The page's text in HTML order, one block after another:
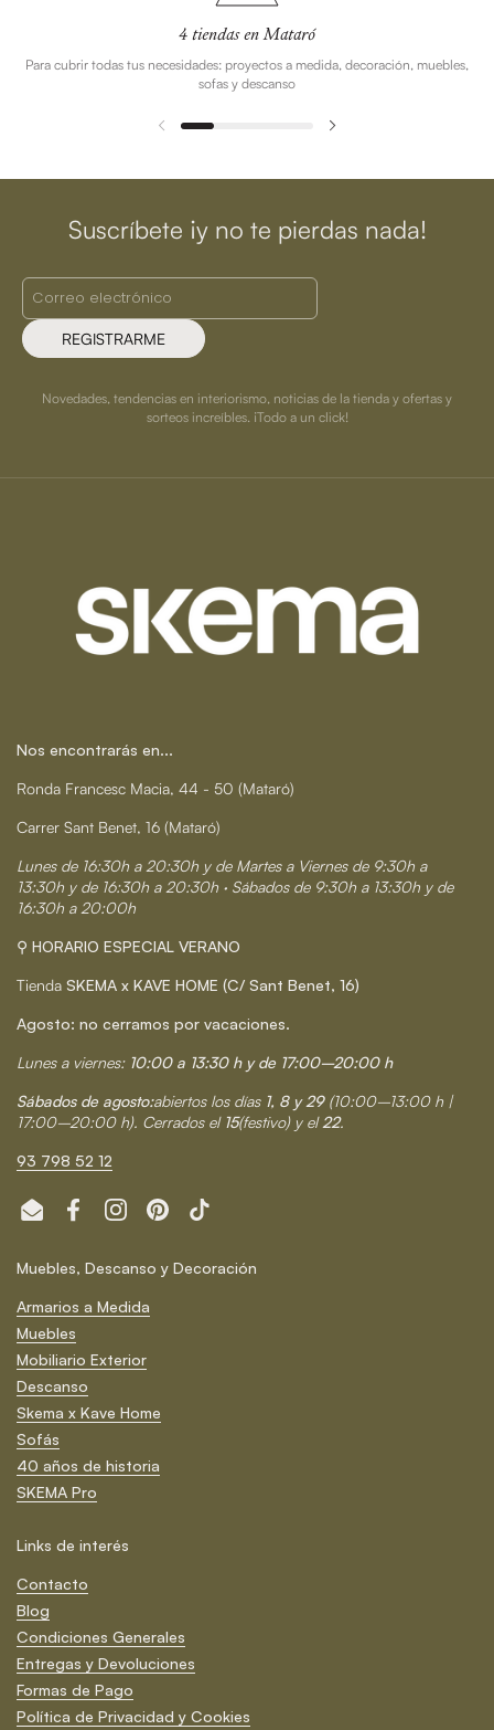
4 tiendas en Mataró
Para cubrir todas tus necesidades: proyectos a medida, decoración, muebles,
sofas y descanso
Suscríbete ¡y no te pierdas nada!
REGISTRARME
Novedades, tendencias en interiorismo, noticias de la tienda y ofertas y
sorteos increíbles. ¡Todo a un click!
Nos encontrarás en...
Ronda Francesc Macia, 44 - 50 (Mataró)
Carrer Sant Benet, 16 (Mataró)
Lunes de 16:30h a 20:30h y de Martes a Viernes de 9:30h a
13:30h y de 16:30h a 20:30h · Sábados de 9:30h a 13:30h y de
16:30h a 20:00h
⚲ HORARIO ESPECIAL VERANO
Tienda SKEMA x KAVE HOME (C/ Sant Benet, 16)
Agosto: no cerramos por vacaciones.
Lunes a viernes: 10:00 a 13:30 h y de 17:00–20:00 h
Sábados de agosto:abiertos los días 1, 8 y 29 (10:00–13:00 h |
17:00–20:00 h). Cerrados el 15(festivo) y el22.
93 798 52 12
Email FacebookInstagramPinterestTikTok
Muebles, Descanso y Decoración
Armarios a Medida
Muebles
Mobiliario Exterior
Descanso
Skema x Kave Home
Sofás
40 años de historia
SKEMA Pro
Links de interés
Contacto
Blog
Condiciones Generales
Entregas y Devoluciones
Formas de Pago
Política de Privacidad y Cookies